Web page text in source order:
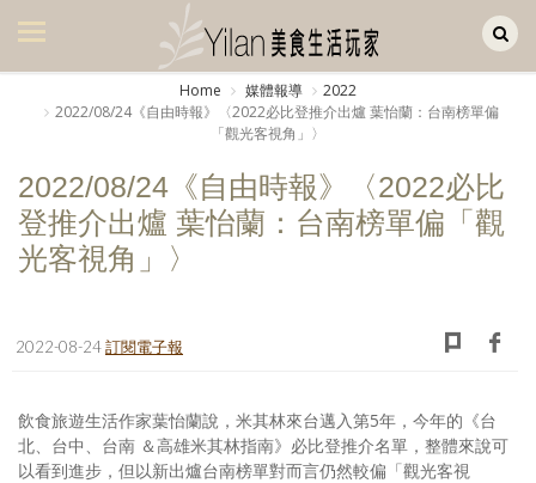
美食集
美飲集
廚房集
旅遊集
旅遊美食集
日記簿
餐桌週記
Home 媒體報導
2022
2022/08/24《自由時報》〈2022必比登推介出爐 葉怡蘭：台南榜單偏
「觀光客視角」〉
2022/08/24《自由時報》〈2022必比
登推介出爐 葉怡蘭：台南榜單偏「觀
光客視角」〉
2022-08-24訂閱電子報
飲食旅遊生活作家葉怡蘭說，米其林來台邁入第5年，今年的《台
北、台中、台南 ＆高雄米其林指南》必比登推介名單，整體來說可
以看到進步，但以新出爐台南榜單對而言仍然較偏「觀光客視